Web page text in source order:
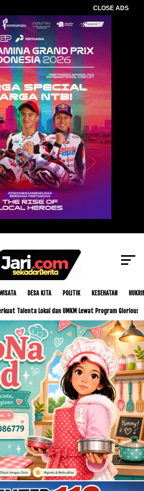
CLOSE ADS
DESA KITA POLITIK KESEHATAN
Lokal dan UMKM Lewat Program Glorious Golo Mori